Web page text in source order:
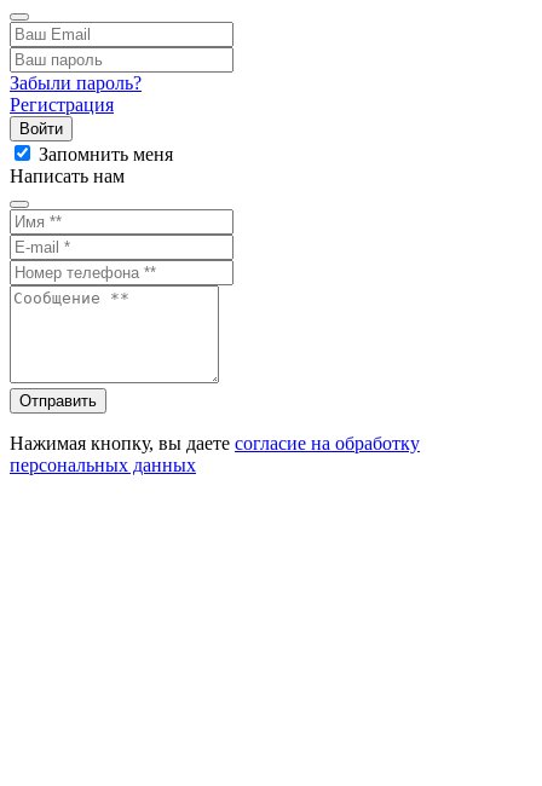
Забыли пароль?
Регистрация
Войти
Запомнить меня
Написать нам
Отправить
Нажимая кнопку, вы даете согласие на обработку
персональных данных